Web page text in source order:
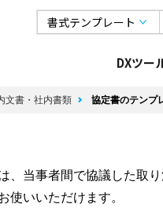
DXツー
文書・社内書類 協定書のテンプ
当事者間で協議した取
いいただけます。